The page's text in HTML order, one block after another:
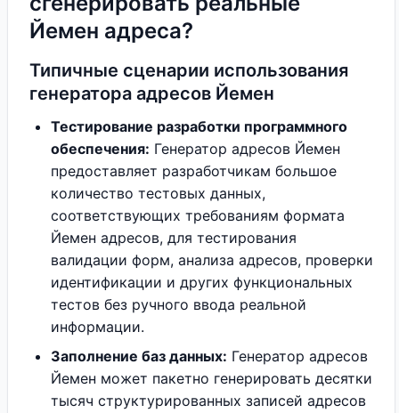
Йемен адреса?
Типичные сценарии использования
генератора адресов Йемен
Тестирование разработки программного
обеспечения: Генератор адресов Йемен
предоставляет разработчикам большое
количество тестовых данных,
соответствующих требованиям формата
Йемен адресов, для тестирования
валидации форм, анализа адресов, проверки
идентификации и других функциональных
тестов без ручного ввода реальной
информации.
Заполнение баз данных: Генератор адресов
Йемен может пакетно генерировать десятки
тысяч структурированных записей адресов